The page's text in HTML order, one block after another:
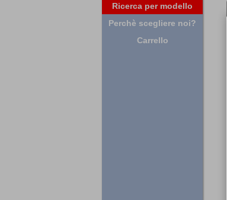
Ricerca per modello
Perchè scegliere noi?
Carrello